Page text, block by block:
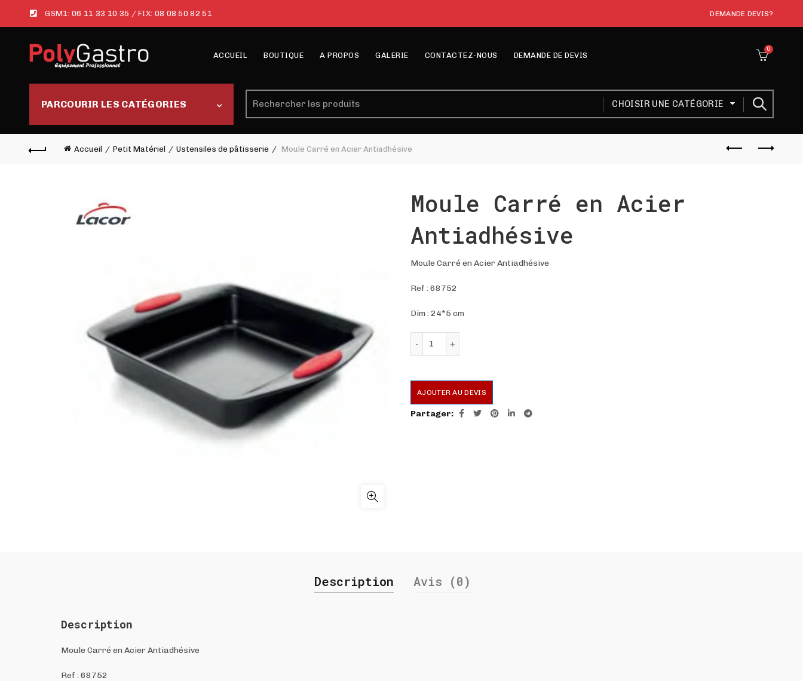
GSM1:06 11 33 10 35 / FIX: 08 08 50 82 51 DEMANDE DEVIS?
ACCUEIL BOUTIQUE A PROPOS GALERIE CONTACTEZ-NOUS DEMANDE DE DEVIS
0
PARCOURIR LES CATÉGORIES CHOISIR UNE CATÉGORIE
Accueil Petit Matériel Ustensiles de pâtisserie Moule Carré en Acier Antiadhésive
Moule Carré en Acier
Antiadhésive
Moule Carré en Acier Antiadhésive
Ref :68752
Dim : 24*5 cm
AJOUTER AU DEVIS
Partager
Description Avis (0)
Description
Moule Carré en Acier Antiadhésive
Ref :68752